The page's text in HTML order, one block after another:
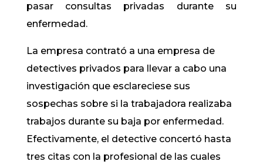
pasar consultas privadas durante su
enfermedad.
La empresa contrató a una empresa de
detectives privados para llevar a cabo una
investigación que esclareciese sus
sospechas sobre si la trabajadora realizaba
trabajos durante su baja por enfermedad.
Efectivamente, el detective concertó hasta
tres citas con la profesional de las cuales